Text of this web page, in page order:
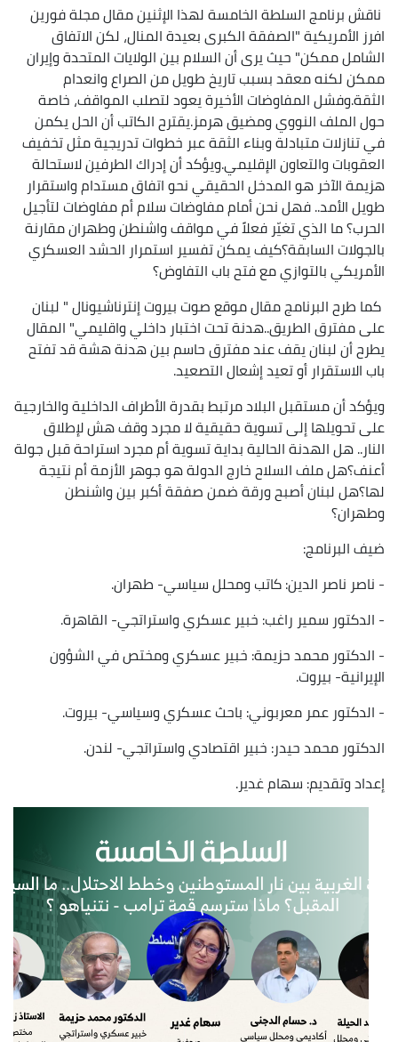
ناقش برنامج السلطة الخامسة لهذا الإثنين مقال مجلة فورين
افرز الأمريكية "الصفقة الكبرى بعيدة المنال، لكن الاتفاق
الشامل ممكن" حيث يرى أن السلام بين الولايات المتحدة وإيران
ممكن لكنه معقد بسبب تاريخ طويل من الصراع وانعدام
الثقة.وفشل المفاوضات الأخيرة يعود لتصلب المواقف، خاصة
حول الملف النووي ومضيق هرمز.يقترح الكاتب أن الحل يكمن
في تنازلات متبادلة وبناء الثقة عبر خطوات تدريجية مثل تخفيف
العقوبات والتعاون الإقليمي.ويؤكد أن إدراك الطرفين لاستحالة
هزيمة الآخر هو المدخل الحقيقي نحو اتفاق مستدام واستقرار
طويل الأمد.. فهل نحن أمام مفاوضات سلام أم مفاوضات لتأجيل
الحرب؟ ما الذي تغيّر فعلاً في مواقف واشنطن وطهران مقارنة
بالجولات السابقة؟كيف يمكن تفسير استمرار الحشد العسكري
الأمريكي بالتوازي مع فتح باب التفاوض؟
كما طرح البرنامج مقال موقع صوت بيروت إنترناشيونال " لبنان
على مفترق الطريق..هدنة تحت اختبار داخلي واقليمي" المقال
يطرح أن لبنان يقف عند مفترق حاسم بين هدنة هشة قد تفتح
باب الاستقرار أو تعيد إشعال التصعيد.
ويؤكد أن مستقبل البلاد مرتبط بقدرة الأطراف الداخلية والخارجية
على تحويلها إلى تسوية حقيقية لا مجرد وقف هش لإطلاق
النار.. هل الهدنة الحالية بداية تسوية أم مجرد استراحة قبل جولة
أعنف؟هل ملف السلاح خارج الدولة هو جوهر الأزمة أم نتيجة
لها؟هل لبنان أصبح ورقة ضمن صفقة أكبر بين واشنطن
وطهران؟
ضيف البرنامج:
- ناصر ناصر الدين: كاتب ومحلل سياسي- طهران.
- الدكتور سمير راغب: خبير عسكري واستراتجي- القاهرة.
- الدكتور محمد حزيمة: خبير عسكري ومختص في الشؤون
الإيرانية- بيروت.
- الدكتور عمر معربوني: باحث عسكري وسياسي- بيروت.
الدكتور محمد حيدر: خبير اقتصادي واستراتجي- لندن.
إعداد وتقديم: سهام غدير.